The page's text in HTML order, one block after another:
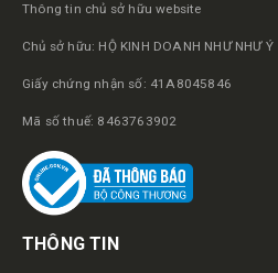
Thông tin chủ sở hữu website
Chủ sở hữu: HỘ KINH DOANH NHƯ NHƯ Ý
Giấy chứng nhận số: 41A8045846
Mã số thuế: 8463763902
THÔNG TIN